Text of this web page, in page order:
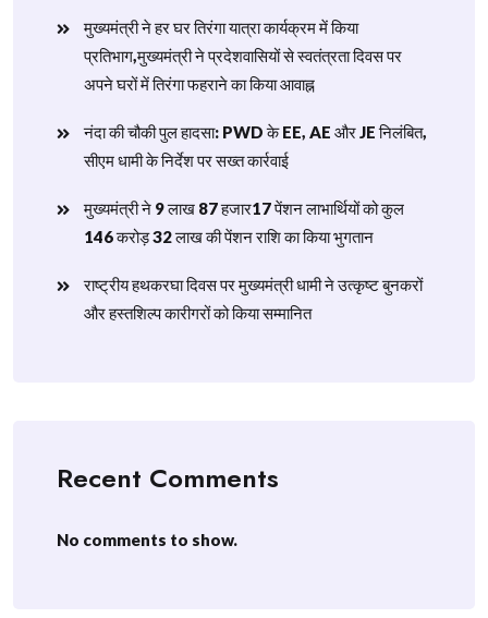
मुख्यमंत्री ने हर घर तिरंगा यात्रा कार्यक्रम में किया
प्रतिभाग,मुख्यमंत्री ने प्रदेशवासियों से स्वतंत्रता दिवस पर
अपने घरों में तिरंगा फहराने का किया आवाह्न
नंदा की चौकी पुल हादसा: PWD के EE, AE और JE निलंबित,
सीएम धामी के निर्देश पर सख्त कार्रवाई
मुख्यमंत्री ने 9 लाख 87 हजार17 पेंशन लाभार्थियों को कुल
146 करोड़ 32 लाख की पेंशन राशि का किया भुगतान
राष्ट्रीय हथकरघा दिवस पर मुख्यमंत्री धामी ने उत्कृष्ट बुनकरों
और हस्तशिल्प कारीगरों को किया सम्मानित
Recent Comments
No comments to show.